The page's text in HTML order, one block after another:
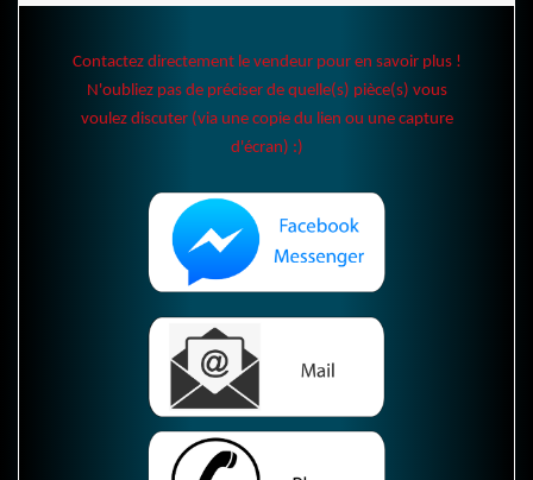
Contactez directement le vendeur pour en savoir plus !
N'oubliez pas de préciser de quelle(s) pièce(s) vous
voulez discuter (via une copie du lien ou une capture
d'écran) :)